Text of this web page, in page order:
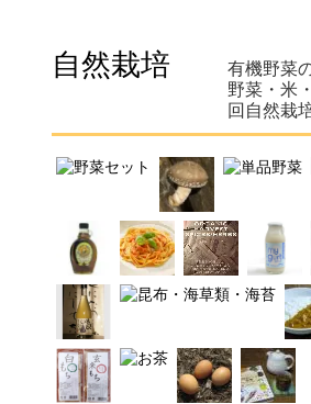
自然栽培 有機野菜
野菜・米
回自然栽